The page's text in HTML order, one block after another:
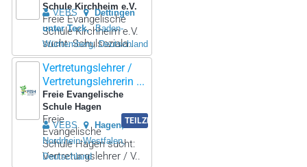
Schule Kirchheim e.V.
Freie Evangelische
Schule Kirchheim e.V.
sucht: Schulsoziala..
VEBS
Dettingen
unter Teck
Baden-
Württemberg, Deutschland
Vertretungslehrer /
Vertretungslehrerin ...
Freie Evangelische
Schule Hagen
TEILZEIT
Freie
Evangelische
Schule Hagen sucht:
Vertretungslehrer / V..
VEBS
Hagen
Nordrhein-Westfalen,
Deutschland